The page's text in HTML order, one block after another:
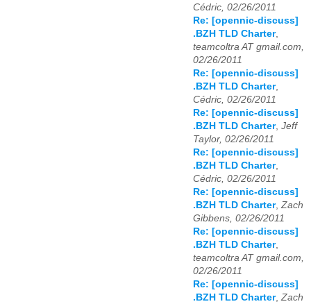
Cédric, 02/26/2011
Re: [opennic-discuss]
.BZH TLD Charter,
teamcoltra AT gmail.com,
02/26/2011
Re: [opennic-discuss]
.BZH TLD Charter,
Cédric, 02/26/2011
Re: [opennic-discuss]
.BZH TLD Charter, Jeff
Taylor, 02/26/2011
Re: [opennic-discuss]
.BZH TLD Charter,
Cédric, 02/26/2011
Re: [opennic-discuss]
.BZH TLD Charter, Zach
Gibbens, 02/26/2011
Re: [opennic-discuss]
.BZH TLD Charter,
teamcoltra AT gmail.com,
02/26/2011
Re: [opennic-discuss]
.BZH TLD Charter, Zach